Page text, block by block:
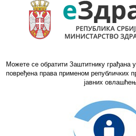
Можете се обратити Заштитнику грађана
повређена права применом републичких
јавних